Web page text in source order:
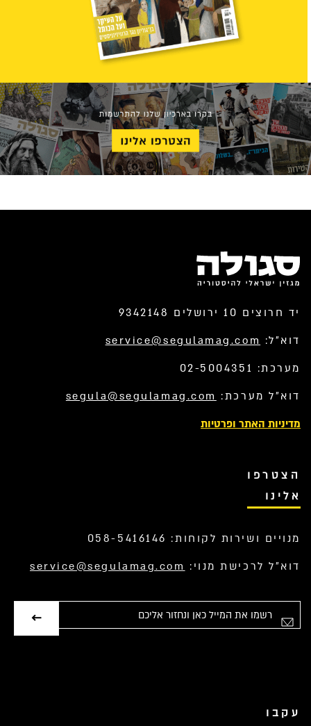
יד חרוצים 10 ירושלים 9342148
דוא”ל: service@segulamag.com
מערכת: 02-5004351
דוא”ל מערכת: segula@segulamag.com
מדיניות האתר ופרטיות
הצטרפו
אלינו
מנויים ושירות לקוחות: 058-5416146
דוא”ל לרכישת מנוי: service@segulamag.com
אימייל
עקבו